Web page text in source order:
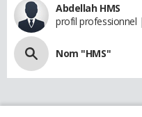
Abdellah HMS
profil professionnel
Nom "HMS"